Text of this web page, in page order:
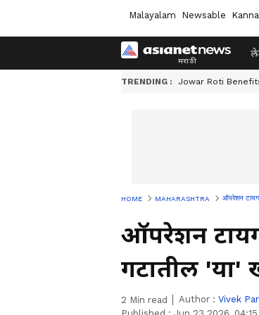
Malayalam Newsable
TRENDING : Jowar Roti
HOME MAHARASHTRA ऑपरेशन
ऑपरेशन
गटातील 'या'
2 Min read Author : Vivek